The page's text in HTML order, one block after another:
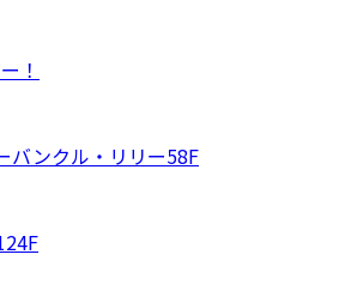
！
バンクル・リリー58F